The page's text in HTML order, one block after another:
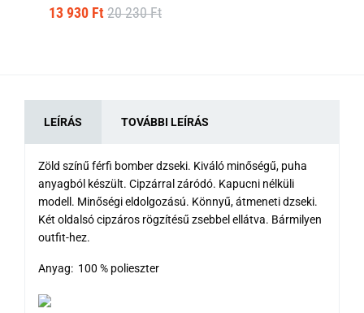
13 930 Ft 20 230 Ft
LEÍRÁS TOVÁBBI LEÍRÁS
Zöld színű férfi bomber dzseki. Kiváló minőségű, puha
anyagból készült. Cipzárral záródó. Kapucni nélküli
modell. Minőségi eldolgozású. Könnyű, átmeneti dzseki.
Két oldalsó cipzáros rögzítésű zsebbel ellátva. Bármilyen
outfit-hez.
Anyag: 100 % polieszter